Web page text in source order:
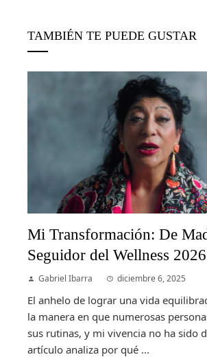
TAMBIÉN TE PUEDE GUSTAR
Mi Transformación: De
Seguidor del Wellness 2026
Gabriel Ibarra diciembre 6, 2025
El anhelo de lograr una vida
la manera en que numerosas
sus rutinas, y mi vivencia no ha sido
artículo analiza por qué ...